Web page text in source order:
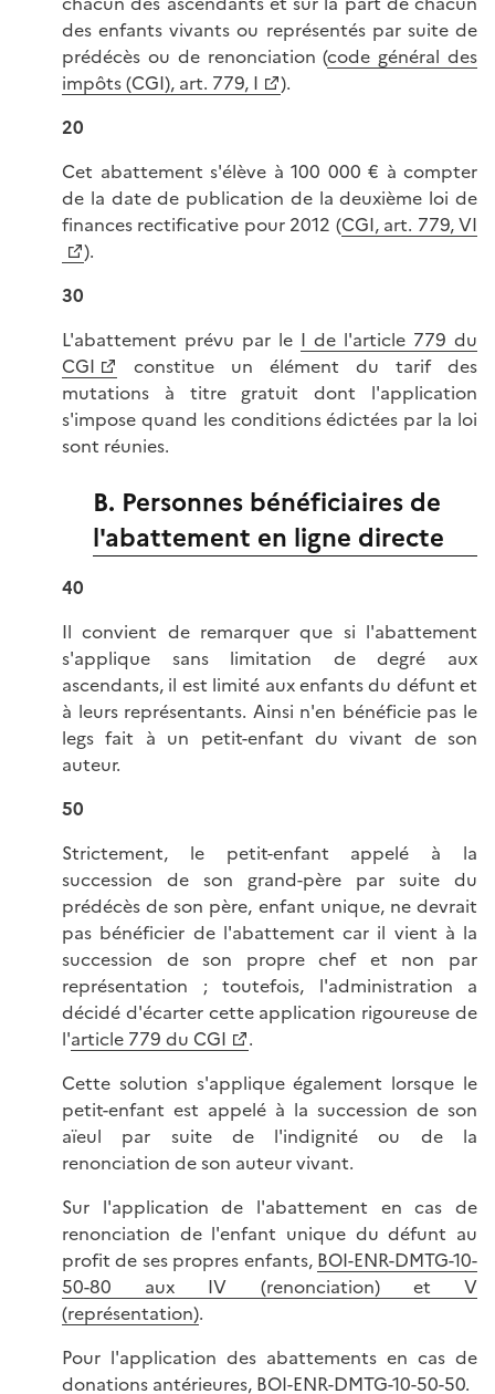
des enfants vivants ou représentés par suite de
prédécès ou de renonciation (code général des
impôts (CGI), art. 779, I
).
20
Cet abattement s'élève à 100 000 € à compter
de la date de publication de la deuxième loi de
finances rectificative pour 2012 (CGI, art. 779, VI
).
30
L'abattement prévu par le I de l'article 779 du
CGI
constitue un élément du tarif des
mutations à titre gratuit dont l'application
s'impose quand les conditions édictées par la loi
sont réunies.
B. Personnes bénéficiaires de
l'abattement en ligne directe
40
Il convient de remarquer que si l'abattement
s'applique sans limitation de degré aux
ascendants, il est limité aux enfants du défunt et
à leurs représentants. Ainsi n'en bénéficie pas le
legs fait à un petit-enfant du vivant de son
auteur.
50
Strictement, le petit-enfant appelé à la
succession de son grand-père par suite du
prédécès de son père, enfant unique, ne devrait
pas bénéficier de l'abattement car il vient à la
succession de son propre chef et non par
représentation ; toutefois, l'administration a
décidé d'écarter cette application rigoureuse de
l'article 779 du CGI
.
Cette solution s'applique également lorsque le
petit-enfant est appelé à la succession de son
aïeul par suite de l'indignité ou de la
renonciation de son auteur vivant.
Sur l'application de l'abattement en cas de
renonciation de l'enfant unique du défunt au
profit de ses propres enfants, BOI-ENR-DMTG-10-
50-80 aux IV (renonciation) et V
(représentation).
Pour l'application des abattements en cas de
donations antérieures, BOI-ENR-DMTG-10-50-50.